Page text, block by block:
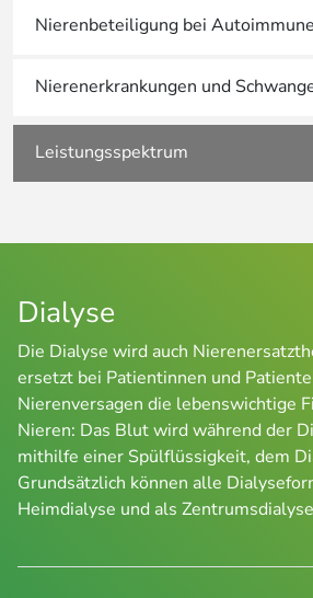
Nierenbeteiligung bei
Nierenerkrankungen und
Leistungsspektrum
Dialyse
Die Dialyse wird auch
ersetzt bei Patientinnen und
Nierenversagen die lebenswichtige
Nieren: Das Blut wird während der
mithilfe einer Spülflüssigkeit, dem
Grundsätzlich können alle
Heimdialyse und als